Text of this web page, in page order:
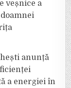
veșnice a
anunță
a energiei în